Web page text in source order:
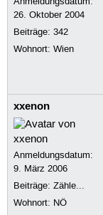
26. Oktober 2004
Beiträge:342
Wohnort: Wien
xxenon
Anmeldungsdatum:
9. März 2006
Beiträge:Zähle...
Wohnort: NÖ